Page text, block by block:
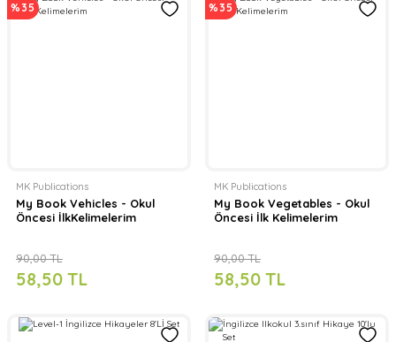
%35
MK Publications
My Book Vehicles - Okul
Öncesi İlkKelimelerim
58,50 TL
90,00 TL
%35
MK Publications
My Book Vegetables - Okul
Öncesi İlk Kelimelerim
58,50 TL
90,00 TL